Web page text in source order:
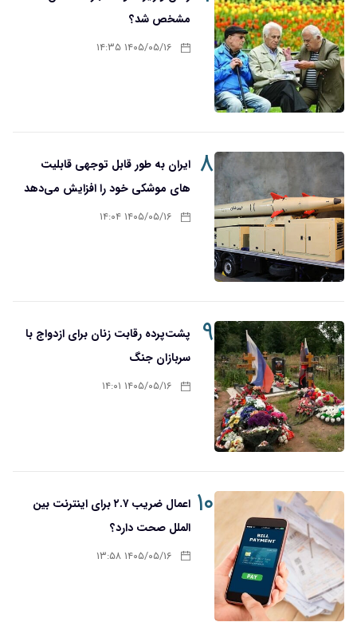
مشخص شد؟
۱۴۰۵/۰۵/۱۶ ۱۴:۳۵
۸ ایران به طور قابل توجهی قابلیت
های موشکی خود را افزایش می‌دهد
۱۴۰۵/۰۵/۱۶ ۱۴:۰۴
۹
پشت‌پرده رقابت زنان برای ازدواج با
سربازان جنگ
۱۴۰۵/۰۵/۱۶ ۱۴:۰۱
۱۰
اعمال ضریب ۲.۷ برای اینترنت بین
الملل صحت دارد؟
۱۴۰۵/۰۵/۱۶ ۱۳:۵۸